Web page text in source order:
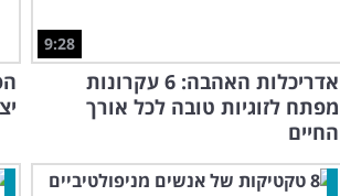
9:28
אדריכלות האהבה: 6 עקרונות
מפתח לזוגיות טובה לכל אורך
החיים